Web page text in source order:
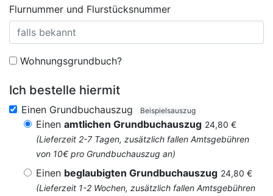
Flurnummer und Flurstücksnummer
Wohnungsgrundbuch?
Ich bestelle hiermit
Einen Grundbuchauszug Beispielsauszug
Einen amtlichen Grundbuchauszug 24,80 €
(Lieferzeit 2-7 Tagen, zusätzlich fallen Amtsgebühren
von 10€ pro Grundbuchauszug an)
Einen beglaubigten Grundbuchauszug 24,80 €
(Lieferzeit 1-2 Wochen, zusätzlich fallen Amtsgebühren